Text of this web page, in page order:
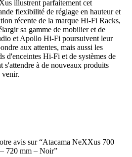
illustrent parfaitement cet
flexibilité de réglage en hauteur et
récente de la marque Hi-Fi Racks,
sa gamme de mobilier et de
et Apollo Hi-Fi poursuivent leur
aux attentes, mais aussi les
d'enceintes Hi-Fi et de systèmes de
s'attendre à de nouveaux produits
venir.
avis sur “Atacama NeXXus 700
720 mm – Noir”